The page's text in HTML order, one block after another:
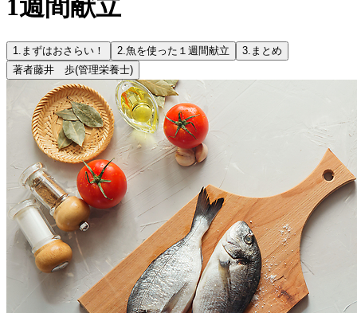
1週間献立
1. まずはおさらい！ 2.魚を使った１週間献立 3. まとめ
著者藤井 歩(管理栄養士)